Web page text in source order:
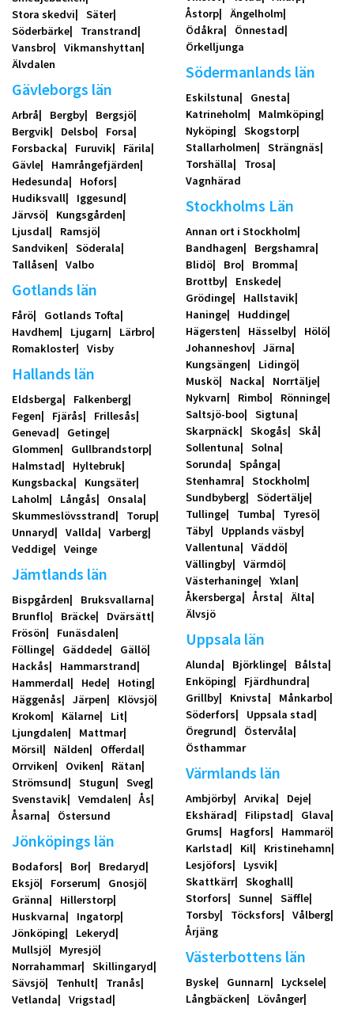
Stora skedvi
Säter
Söderbärke
Transtrand
Vansbro
Vikmanshyttan
Älvdalen
Gävleborgs län
Arbrå Bergby
Bergsjö
Bergvik
Delsbo
Forsa
Forsbacka
Furuvik
Färila
Gävle
Hamrångefjärden
Hedesunda
Hofors
Hudiksvall
Iggesund
Järvsö
Kungsgården
Ljusdal
Ramsjö
Sandviken
Söderala
Tallåsen
Valbo
Gotlands län
Fårö
Gotlands Tofta
Havdhem
Ljugarn
Lärbro
Romakloster
Visby
Hallands län
Eldsberga
Falkenberg
Fegen
Fjärås
Frillesås
Genevad
Getinge
Glommen
Gullbrandstorp
Halmstad
Hyltebruk
Kungsbacka
Kungsäter
Laholm
Långås
Onsala
Skummeslövsstrand
Torup
Unnaryd
Vallda
Varberg
Veddige
Veinge
Jämtlands län
Bispgården
Bruksvallarna
Brunflo
Bräcke
Dvärsätt
Frösön
Funäsdalen
Föllinge
Gäddede
Gällö
Hackås
Hammarstrand
Hammerdal
Hede
Hoting
Häggenås
Järpen
Klövsjö
Krokom
Kälarne
Lit
Ljungdalen
Mattmar
Mörsil
Nälden
Offerdal
Orrviken
Oviken
Rätan
Strömsund
Stugun
Sveg
Svenstavik
Vemdalen
Ås
Åsarna
Östersund
Jönköpings län
Bodafors Bor
Bredaryd
Eksjö
Forserum
Gnosjö
Gränna
Hillerstorp
Huskvarna
Ingatorp
Jönköping
Lekeryd
Mullsjö
Myresjö
Norrahammar
Skillingaryd
Sävsjö
Tenhult
Tranås
Vetlanda
Vrigstad
Åstorp
Ängelholm
Ödåkra
Önnestad
Örkelljunga
Södermanlands län
Eskilstuna
Gnesta
Katrineholm
Malmköping
Nyköping
Skogstorp
Stallarholmen
Strängnäs
Torshälla
Trosa
Vagnhärad
Stockholms Län
Annan ort i Stockholm
Bandhagen
Bergshamra
Blidö
Bro
Bromma
Brottby
Enskede
Grödinge
Hallstavik
Haninge
Huddinge
Hägersten
Hässelby
Hölö
Johanneshov
Järna
Kungsängen
Lidingö
Muskö
Nacka
Norrtälje
Nykvarn
Rimbo
Rönninge
Saltsjö-boo
Sigtuna
Skarpnäck
Skogås
Skå
Sollentuna
Solna
Sorunda
Spånga
Stenhamra
Stockholm
Sundbyberg
Södertälje
Tullinge
Tumba
Tyresö
Täby
Upplands väsby
Vallentuna
Väddö
Vällingby
Värmdö
Västerhaninge
Yxlan
Åkersberga
Årsta
Älta
Älvsjö
Uppsala län
Alunda Björklinge
Bålsta
Enköping
Fjärdhundra
Grillby
Knivsta
Månkarbo
Söderfors
Uppsala stad
Öregrund
Östervåla
Östhammar
Värmlands län
Ambjörby Arvika
Deje
Ekshärad
Filipstad
Glava
Grums
Hagfors
Hammarö
Karlstad
Kil
Kristinehamn
Lesjöfors
Lysvik
Skattkärr
Skoghall
Storfors
Sunne
Säffle
Torsby
Töcksfors
Vålberg
Årjäng
Västerbottens län
Byske Gunnarn
Lycksele
Långbäcken
Lövånger